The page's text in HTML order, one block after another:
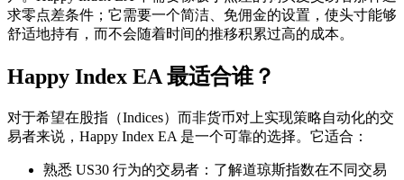
求零点差条件；它需要一个简洁、免佣金的设置，使头寸能够
舒适地持有，而不会随着时间的推移积累过高的成本。
Happy Index EA 最适合谁？
对于希望在股指（Indices）而非货币对上实现策略自动化的交
易者来说，Happy Index EA 是一个可靠的选择。它适合：
熟悉 US30 行为的交易者：了解道琼斯指数在不同交易